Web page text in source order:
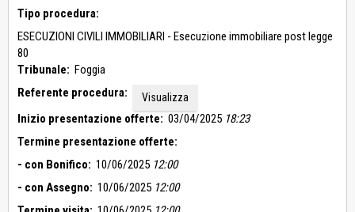
Tipo procedura:
ESECUZIONI CIVILI IMMOBILIARI - Esecuzione immobiliare post legge
80
Tribunale: Foggia
Referente procedura:
Visualizza
Inizio presentazione offerte: 03/04/2025 18:23
Termine presentazione offerte:
- con Bonifico: 10/06/2025 12:00
- con Assegno: 10/06/2025 12:00